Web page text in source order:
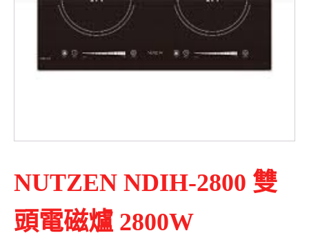
NUTZEN NDIH-2800 雙
頭電磁爐 2800W